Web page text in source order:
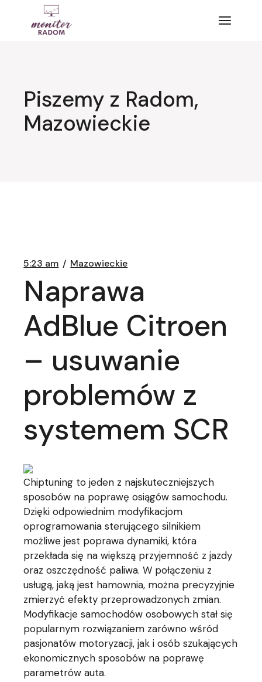
Piszemy z Radom,
Mazowieckie
5:23 am Mazowieckie
Naprawa
AdBlue Citroen
– usuwanie
problemów z
systemem SCR
Chiptuning to jeden z najskuteczniejszych
sposobów na poprawę osiągów samochodu.
Dzięki odpowiednim modyfikacjom
oprogramowania sterującego silnikiem
możliwe jest poprawa dynamiki, która
przekłada się na większą przyjemność z jazdy
oraz oszczędność paliwa. W połączeniu z
usługą, jaką jest hamownia, można precyzyjnie
zmierzyć efekty przeprowadzonych zmian.
Modyfikacje samochodów osobowych stał się
popularnym rozwiązaniem zarówno wśród
pasjonatów motoryzacji, jak i osób szukających
ekonomicznych sposobów na poprawę
parametrów auta.